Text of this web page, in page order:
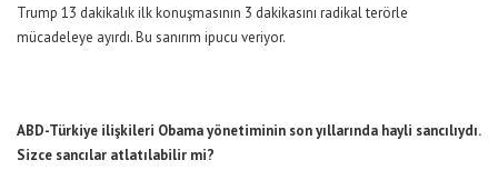
Trump 13 dakikalık ilk konuşmasının 3 dakikasını radikal terörle
mücadeleye ayırdı. Bu sanırım ipucu veriyor.
ABD-Türkiye ilişkileri Obama yönetiminin son yıllarında hayli sancılıydı.
Sizce sancılar atlatılabilir mi?